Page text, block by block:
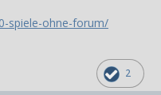
spiele-ohne-forum/
2